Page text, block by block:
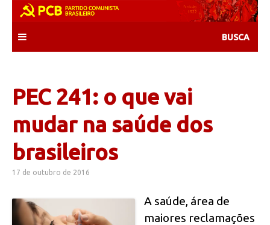
content
PEC 241: o que vai
mudar na saúde dos
brasileiros
17 de outubro de 2016
A saúde, área de
maiores reclamações